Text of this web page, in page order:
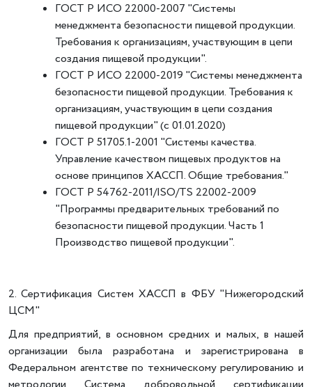
ГОСТ Р ИСО 22000-2007 "Системы
менеджмента безопасности пищевой продукции.
Требования к организациям, участвующим в цепи
создания пищевой продукции".
ГОСТ Р ИСО 22000-2019 "Системы менеджмента
безопасности пищевой продукции. Требования к
организациям, участвующим в цепи создания
пищевой продукции" (с 01.01.2020)
ГОСТ Р 51705.1-2001 "Системы качества.
Управление качеством пищевых продуктов на
основе принципов ХАССП. Общие требования."
ГОСТ Р 54762-2011/ISO/TS 22002-2009
"Программы предварительных требований по
безопасности пищевой продукции. Часть 1
Производство пищевой продукции".
2. Сертификация Систем ХАССП в ФБУ "Нижегородский
ЦСМ"
Для предприятий, в основном средних и малых, в нашей
организации была разработана и зарегистрирована в
Федеральном агентстве по техническому регулированию и